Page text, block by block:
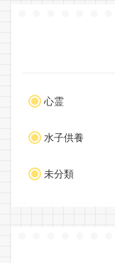
心霊
水子供養
未分類